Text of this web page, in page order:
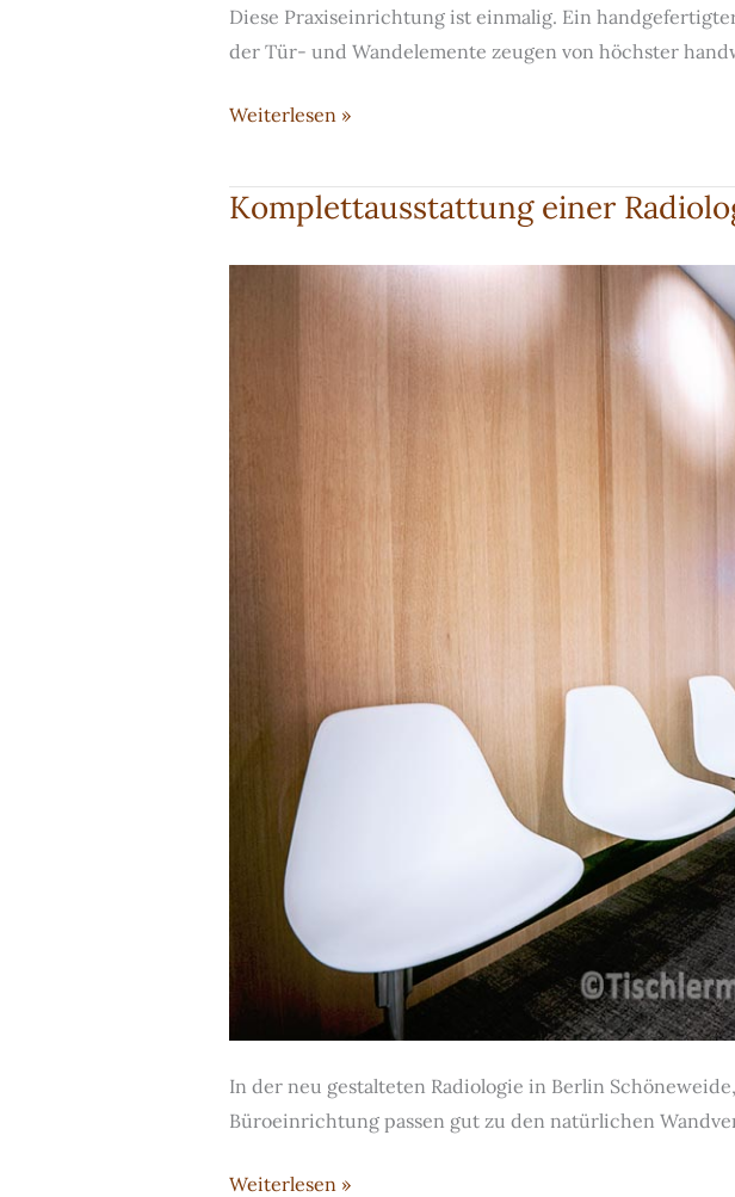
Diese Praxiseinrichtung ist einmalig. Ein
der Tür- und Wandelemente zeugen von höchster
Individuell
und
dabei
zugeschnittene
Weiterlesen »
Komplettausstattung einer
In der neu gestalteten Radiologie in Berlin
Büroeinrichtung passen gut zu den natürlichen
Komplettausstattung
Weiterlesen »